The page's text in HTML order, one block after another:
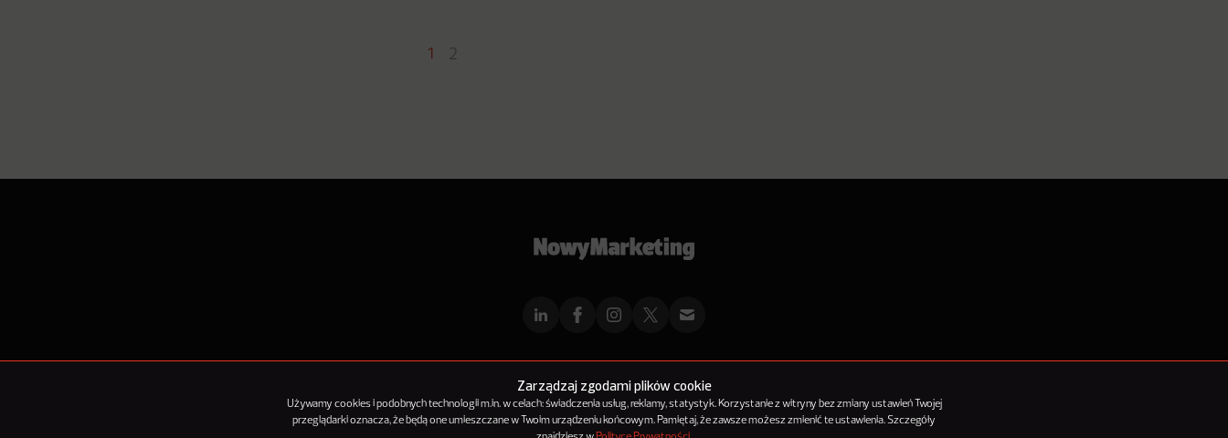
Zarządzaj zgodami plików cookie
Używamy cookies i podobnych technologii m.in. w celach: świadczenia usług, reklamy, statystyk. Korzystanie z witryny bez zmiany ustawień Twojej
przeglądarki oznacza, że będą one umieszczane w Twoim urządzeniu końcowym. Pamiętaj, że zawsze możesz zmienić te ustawienia. Szczegóły
1 2
ReklamaKontaktPolityka PrywatnościKanał RSS